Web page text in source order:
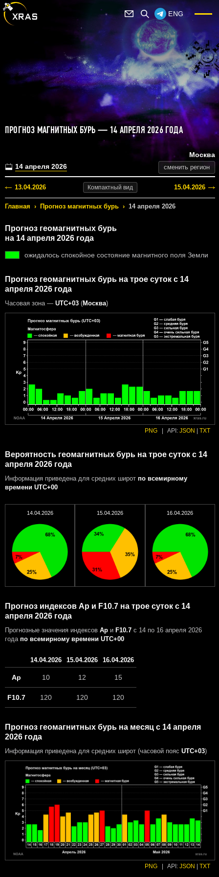
ENG
ПРОГНОЗ МАГНИТНЫХ БУРЬ — 14 АПРЕЛЯ 2026 ГОДА
14 апреля 2026
Москва
сменить регион
13.04.2026 Компактный вид 15.04.2026
Главная › Прогноз магнитных бурь › 14 апреля 2026
Прогноз геомагнитных бурь
на 14 апреля 2026 года
ожидалось спокойное состояние магнитного поля Земли
Прогноз геомагнитных бурь на трое суток с 14
апреля 2026 года
Часовая зона — UTC+03 (Москва)
PNG API: JSON TXT
Вероятность геомагнитных бурь на трое суток с 14
апреля 2026 года
Информация приведена для средних широт по всемирному
времени UTC+00
14.04.2026 15.04.2026 16.04.2026
Прогноз индексов Ap и F10.7 на трое суток с 14
апреля 2026 года
Прогнозные значения индексов Ap и F10.7 с 14 по 16 апреля 2026
года по всемирному времени UTC+00
14.04.2026 15.04.2026 16.04.2026
Ap 10 12 15
F10.7 120 120 120
Прогноз геомагнитных бурь на месяц с 14 апреля
2026 года
Информация приведена для средних широт (часовой пояс UTC+03)
PNG API: JSON TXT